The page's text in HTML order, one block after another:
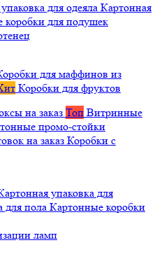
для одеяла Картонная
коробки для подушек
для маффинов из
Коробки для фруктов
на заказ Топ Витринные
промо-стойки
на заказ Коробки с
упаковка для
для пола Картонные коробки
ламп